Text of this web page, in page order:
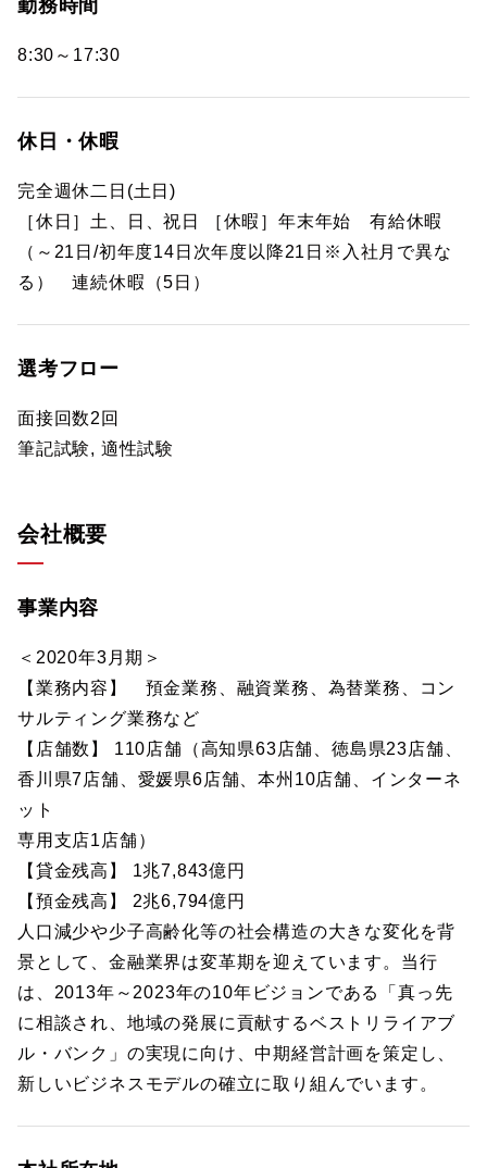
勤務時間
8:30～17:30
休日・休暇
完全週休二日(土日)
［休日］土、日、祝日 ［休暇］年末年始 有給休暇
（～21日/初年度14日次年度以降21日※入社月で異な
る） 連続休暇（5日）
選考フロー
面接回数2回
筆記試験, 適性試験
会社概要
事業内容
＜2020年3月期＞
【業務内容】 預金業務、融資業務、為替業務、コン
サルティング業務など
【店舗数】 110店舗（高知県63店舗、徳島県23店舗、
香川県7店舗、愛媛県6店舗、本州10店舗、インターネ
ット
専用支店1店舗）
【貸金残高】 1兆7,843億円
【預金残高】 2兆6,794億円
人口減少や少子高齢化等の社会構造の大きな変化を背
景として、金融業界は変革期を迎えています。当行
は、2013年～2023年の10年ビジョンである「真っ先
に相談され、地域の発展に貢献するベストリライアブ
ル・バンク」の実現に向け、中期経営計画を策定し、
新しいビジネスモデルの確立に取り組んでいます。